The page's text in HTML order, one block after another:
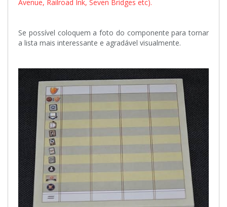
Avenue, Railroad Ink, Seven Bridges etc).
Se possível coloquem a foto do componente para tornar
a lista mais interessante e agradável visualmente.